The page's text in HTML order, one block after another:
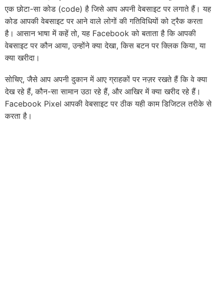
एक छोटा-सा कोड (code) है जिसे आप अपनी वेबसाइट पर लगाते हैं। यह
कोड आपकी वेबसाइट पर आने वाले लोगों की गतिविधियों को ट्रैक करता
है। आसान भाषा में कहें तो, यह Facebook को बताता है कि आपकी
वेबसाइट पर कौन आया, उन्होंने क्या देखा, किस बटन पर क्लिक किया, या
क्या खरीदा।
सोचिए, जैसे आप अपनी दुकान में आए ग्राहकों पर नज़र रखते हैं कि वे क्या
देख रहे हैं, कौन-सा सामान उठा रहे हैं, और आखिर में क्या खरीद रहे हैं।
Facebook Pixel आपकी वेबसाइट पर ठीक यही काम डिजिटल तरीके से
करता है।